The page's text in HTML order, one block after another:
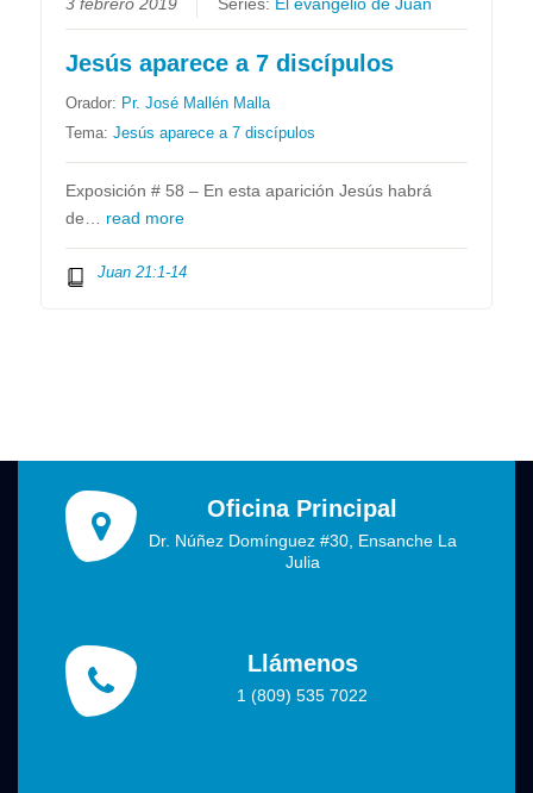
3 febrero 2019 Series: El evangelio de Juan
Jesús aparece a 7 discípulos
Orador: Pr. José Mallén Malla
Tema:Jesús aparece a 7 discípulos
Exposición # 58 – En esta aparición Jesús habrá
de… read more
Juan 21:1-14
Oficina Principal
Dr. Núñez Domínguez #30, Ensanche La
Julia
Llámenos
1 (809) 535 7022